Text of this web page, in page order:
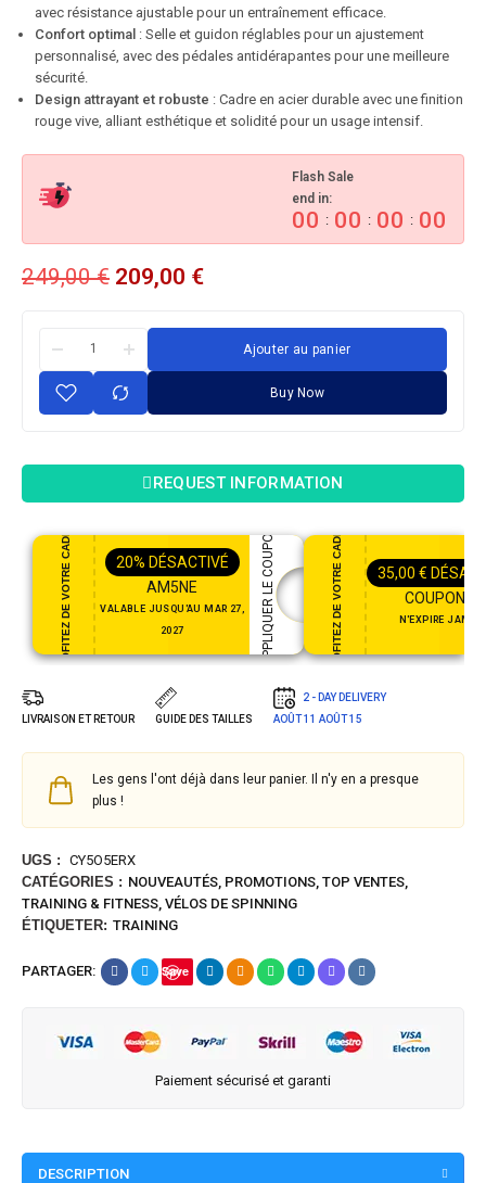
avec résistance ajustable pour un entraînement efficace.
Confort optimal : Selle et guidon réglables pour un ajustement
personnalisé, avec des pédales antidérapantes pour une meilleure
sécurité.
Design attrayant et robuste : Cadre en acier durable avec une finition
rouge vive, alliant esthétique et solidité pour un usage intensif.
Flash Sale
end in:
00 : 00 : 00 : 00
249,00€ 209,00 €
Ajouter au panier
Buy Now
REQUEST INFORMATION
PROFITEZ DE VOTRE CADEAU 20% DÉSACTIVÉ
AM5NE
VALABLE JUSQU'AU MAR 27,
2027
APPLIQUER LE COUPON PROFITEZ DE VOTRE CADEAU 35,00 €
COUPON35
N'EXPIRE
LIVRAISON ET RETOUR GUIDE DES TAILLES
2 - DAY DELIVERY
AOÛT 11 AOÛT 15
Les gens l'ont déjà dans leur panier. Il n'y en a presque
plus !
UGS : CY5O5ERX
CATÉGORIES : NOUVEAUTÉS PROMOTIONS TOP VENTES
TRAINING & FITNESS VÉLOS DE SPINNING
ÉTIQUETER: TRAINING
PARTAGER: Save
Paiement sécurisé et garanti
DESCRIPTION